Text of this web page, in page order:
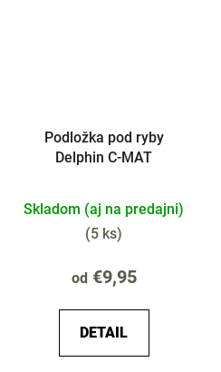
Podložka pod ryby
Delphin C-MAT
Skladom (aj na predajni)
(5 ks)
od€9,95
DETAIL